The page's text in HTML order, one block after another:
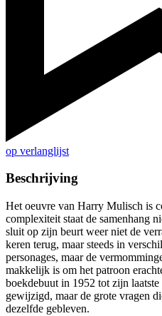
op verlanglijst
Beschrijving
Het oeuvre van Harry Mulisch is
complexiteit staat de samenhang
sluit op zijn beurt weer niet de
keren terug, maar steeds in
personages, maar de
makkelijk is om het patroon
boekdebuut in 1952 tot zijn
gewijzigd, maar de grote vragen
dezelfde gebleven.